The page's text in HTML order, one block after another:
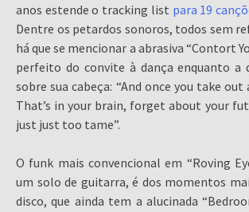
anos estende o tracking list para 19
Dentre os petardos sonoros, todos sem
há que se mencionar a abrasiva “Contort
perfeito do convite à dança enquanto a
sobre sua cabeça: “And once you take
That’s in your brain, forget about your
just just too tame”.
O funk mais convencional em “Roving
um solo de guitarra, é dos momentos
disco, que ainda tem a alucinada